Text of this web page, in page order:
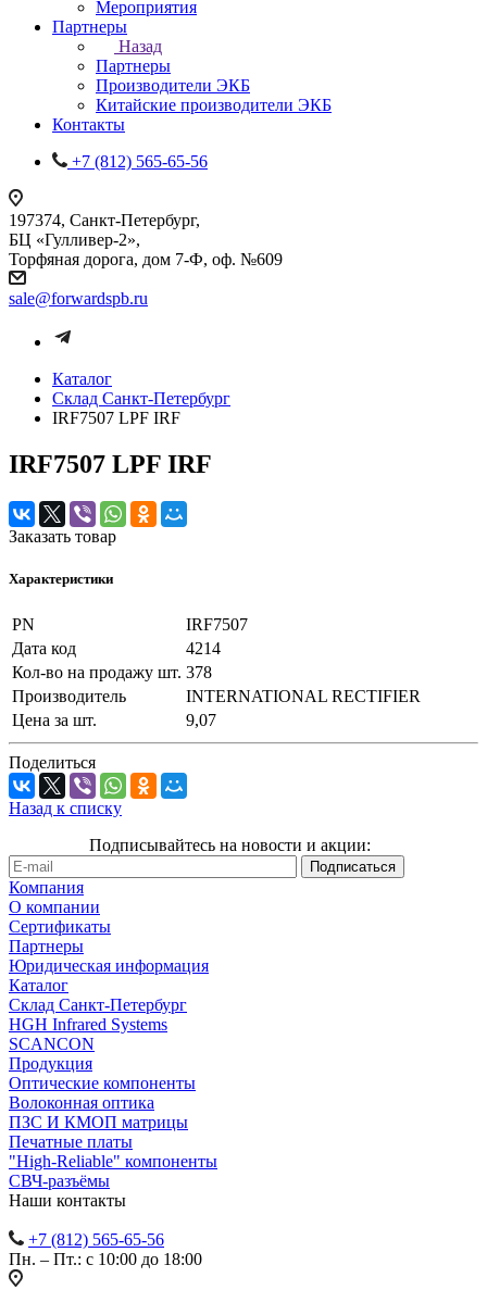
Мероприятия
Партнеры
Назад
Партнеры
Производители ЭКБ
Китайские производители ЭКБ
Контакты
+7 (812) 565-65-56
197374, Санкт-Петербург,
БЦ «Гулливер-2»,
Торфяная дорога, дом 7-Ф, оф. №609
sale@forwardspb.ru
Каталог
Cклад Санкт-Петербург
IRF7507 LPF IRF
IRF7507 LPF IRF
Заказать товар
Характеристики
PN
IRF7507
Дата код
4214
Кол-во на продажу шт. 378
Производитель
INTERNATIONAL RECTIFIER
Цена за шт.
9,07
Поделиться
Назад к списку
Подписывайтесь на новости и акции:
Компания
О компании
Сертификаты
Партнеры
Юридическая информация
Каталог
Cклад Санкт-Петербург
HGH Infrared Systems
SCANCON
Продукция
Оптические компоненты
Волоконная оптика
ПЗС И КМОП матрицы
Печатные платы
"High-Reliable" компоненты
СВЧ-разъёмы
Наши контакты
+7 (812) 565-65-56
Пн. – Пт.: с 10:00 до 18:00